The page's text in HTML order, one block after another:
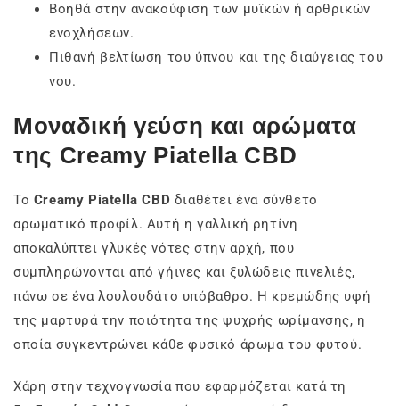
Βοηθά στην ανακούφιση των μυϊκών ή αρθρικών
ενοχλήσεων.
Πιθανή βελτίωση του ύπνου και της διαύγειας του
νου.
Μοναδική γεύση και αρώματα
της Creamy Piatella CBD
Το Creamy Piatella CBD διαθέτει ένα σύνθετο
αρωματικό προφίλ. Αυτή η γαλλική ρητίνη
αποκαλύπτει γλυκές νότες στην αρχή, που
συμπληρώνονται από γήινες και ξυλώδεις πινελιές,
πάνω σε ένα λουλουδάτο υπόβαθρο. Η κρεμώδης υφή
της μαρτυρά την ποιότητα της ψυχρής ωρίμανσης, η
οποία συγκεντρώνει κάθε φυσικό άρωμα του φυτού.
Χάρη στην τεχνογνωσία που εφαρμόζεται κατά τη